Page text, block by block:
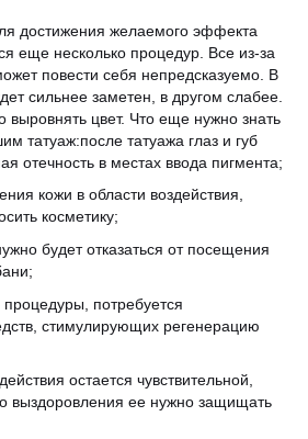
достижения желаемого эффекта
еще несколько процедур. Все из-за
повести себя непредсказуемо. В
сильнее заметен, в другом слабее.
выровнять цвет. Что еще нужно знать
татуаж:после татуажа глаз и губ
отечность в местах ввода пигмента;
кожи в области воздействия,
косметику;
будет отказаться от посещения
процедуры, потребуется
стимулирующих регенерацию
остается чувствительной,
выздоровления ее нужно защищать